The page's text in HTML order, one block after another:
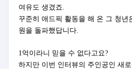
여유도 생겼죠.
꾸준히 애드픽 활동을 해 온 그 청년
원을 돌파했답니다.
1억이라니 믿을 수 없다고요?
하지만 이번 인터뷰의 주인공인 새